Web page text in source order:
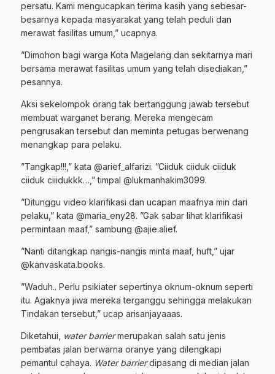
persatu. Kami mengucapkan terima kasih yang sebesar-
besarnya kepada masyarakat yang telah peduli dan
merawat fasilitas umum,” ucapnya.
”Dimohon bagi warga Kota Magelang dan sekitarnya mari
bersama merawat fasilitas umum yang telah disediakan,”
pesannya.
Aksi sekelompok orang tak bertanggung jawab tersebut
membuat warganet berang. Mereka mengecam
pengrusakan tersebut dan meminta petugas berwenang
menangkap para pelaku.
”Tangkap!!!,” kata @arief_alfarizi. ”Ciiduk ciiduk ciiduk
ciiduk ciiidukkk…,” timpal @lukmanhakim3099.
”Ditunggu video klarifikasi dan ucapan maafnya min dari
pelaku,” kata @maria_eny28. ”Gak sabar lihat klarifikasi
permintaan maaf,” sambung @ajie.alief.
”Nanti ditangkap nangis-nangis minta maaf, huft,” ujar
@kanvaskata.books.
”Waduh.. Perlu psikiater sepertinya oknum-oknum seperti
itu. Agaknya jiwa mereka terganggu sehingga melakukan
Tindakan tersebut,” ucap arisanjayaaas.
Diketahui, water barriermerupakan salah satu jenis
pembatas jalan berwarna oranye yang dilengkapi
pemantul cahaya. Water barrierdipasang di median jalan